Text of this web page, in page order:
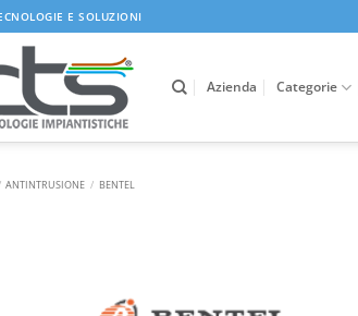
E SOLUZIONI
Azienda Categorie
ANTINTRUSIONE / BENTEL